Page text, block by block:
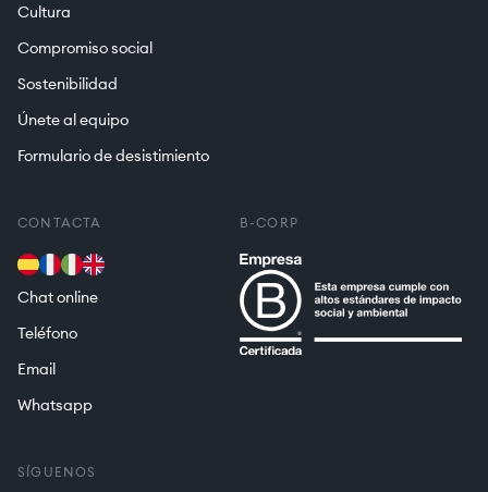
Cultura
Compromiso social
Sostenibilidad
Únete al equipo
Formulario de desistimiento
CONTACTA
Chat online
Teléfono
Email
Whatsapp
B-CORP
SÍGUENOS